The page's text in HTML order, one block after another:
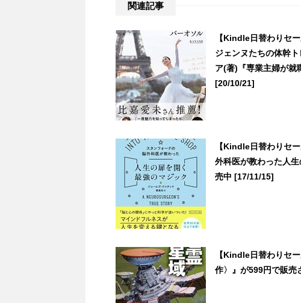
関連記事
【Kindle日替わりセ
ジェンヌたちの体幹
ア(著)『専業主婦が就
[20/10/21]
【Kindle日替わりセ
外科医が教わった人
売中 [17/11/15]
【Kindle日替わりセ
作〉』が599円で販売